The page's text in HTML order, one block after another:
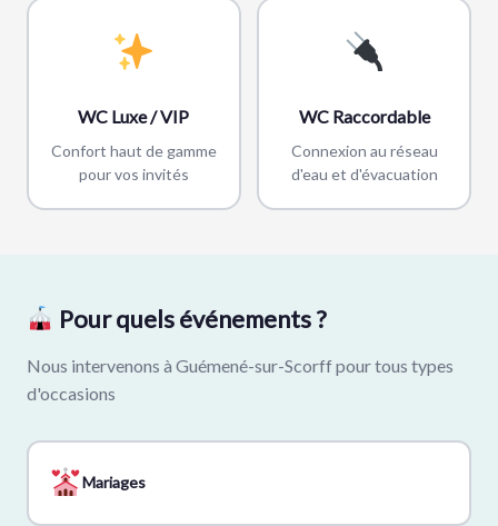
WC Luxe / VIP
Confort haut de gamme
pour vos invités
WC Raccordable
Connexion au réseau
d'eau et d'évacuation
Pour quels événements ?
Nous intervenons à Guémené-sur-Scorff pour tous types
d'occasions
Mariages